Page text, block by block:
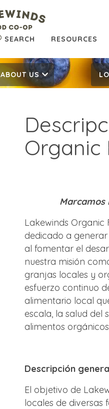
SEARCH RESOURCES
ABOUT US
Organic
Marcamos
Lakewinds Organic
dedicado a
al fomentar el
nuestra misión
granjas locales y
esfuerzo continuo
alimentario local
escala, la salud del
alimentos
Descripción
El objetivo de
locales de diversas